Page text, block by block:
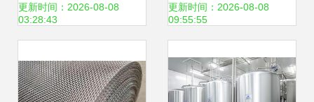
不一样？——钢压
更新时间：2026-08-08
03:28:43
压延加工环节
更新时间：2026-08-08
09:55:55